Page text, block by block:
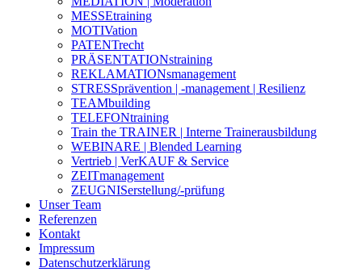
MESSEtraining
MOTIVation
PATENTrecht
PRÄSENTATIONstraining
REKLAMATIONsmanagement
STRESSprävention | -management | Resilienz
TEAMbuilding
TELEFONtraining
Train the TRAINER | Interne Trainerausbildung
WEBINARE | Blended Learning
Vertrieb | VerKAUF & Service
ZEITmanagement
ZEUGNISerstellung/-prüfung
Unser Team
Referenzen
Kontakt
Impressum
Datenschutzerklärung